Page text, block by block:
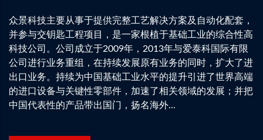
众景科技主要从事于提供完整工艺解决方案及自动化配套，
并参与交钥匙工程项目，是一家根植于基础工业的综合性高
科技公司。公司成立于2009年，2013年与爱泰科国际有限
公司进行业务重组，在持续发展原有业务的同时，扩大了进
出口业务。持续为中国基础工业水平的提升引进了世界高端
的进口设备与关键性零部件，加速了相关领域的发展；并把
中国代表性的产品带出国门，扬名海外...